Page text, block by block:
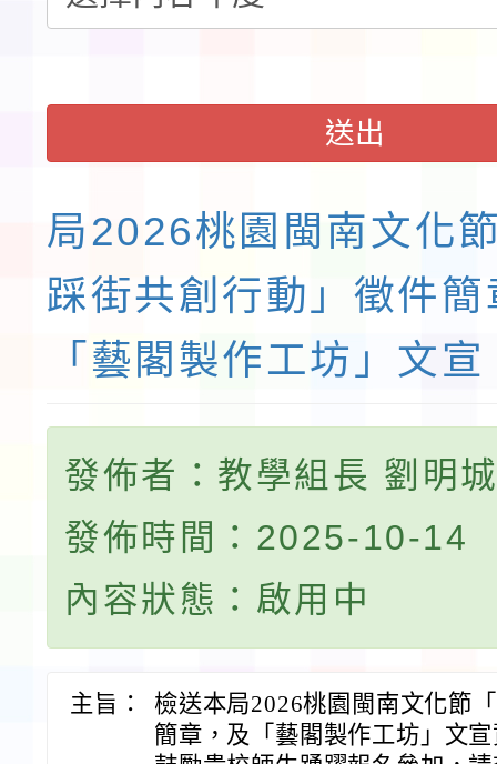
送出
局2026桃園閩南文化
踩街共創行動」徵件
「藝閣製作工坊」文宣
發佈者：教學組長 劉明
發佈時間：2025-10-14
內容狀態：啟用中
主旨：
檢送本局2026桃園閩南文化節
簡章，及「藝閣製作工坊」文